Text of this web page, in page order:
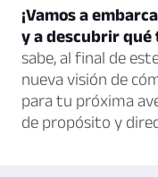
¡Vamos a
y a descubrir qué
sabe, al final de
nueva visión de
para tu próxima
de propósito y